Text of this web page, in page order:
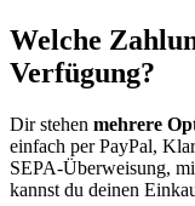
Welche
Verfügung?
Dir stehen mehrere
einfach per PayPal,
SEPA-Überweisung,
kannst du deinen